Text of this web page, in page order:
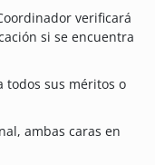
verificará
si se encuentra
todos sus méritos o
ambas caras en